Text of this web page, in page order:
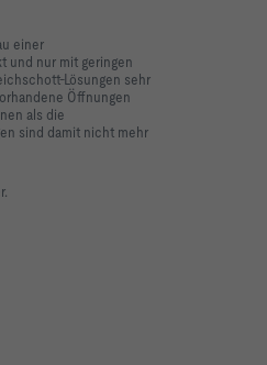
einer
und nur mit geringen
Lösungen sehr
Öffnungen
als die
sind damit nicht mehr